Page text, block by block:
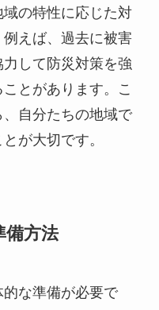
の特性に応じた対
えば、過去に被害
して防災対策を強
とがあります。こ
自分たちの地域で
が大切です。
備方法
な準備が必要で